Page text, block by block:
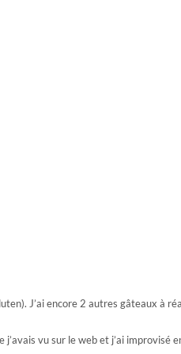
J’ai encore 2 autres gâteaux à
vu sur le web et j’ai improvisé